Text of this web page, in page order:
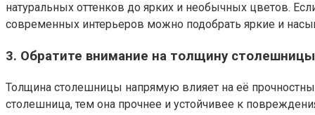
натуральных оттенков до ярких и необычных цветов.
современных интерьеров можно подобрать яркие и
3. Обратите внимание на толщину столешницы
Толщина столешницы напрямую влияет на её
столешница, тем она прочнее и устойчивее к